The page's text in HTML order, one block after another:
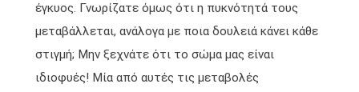
έγκυος. Γνωρίζατε όμως ότι η πυκνότητά τους
μεταβάλλεται, ανάλογα με ποια δουλειά κάνει κάθε
στιγμή; Μην ξεχνάτε ότι το σώμα μας είναι
ιδιοφυές! Μία από αυτές τις μεταβολές